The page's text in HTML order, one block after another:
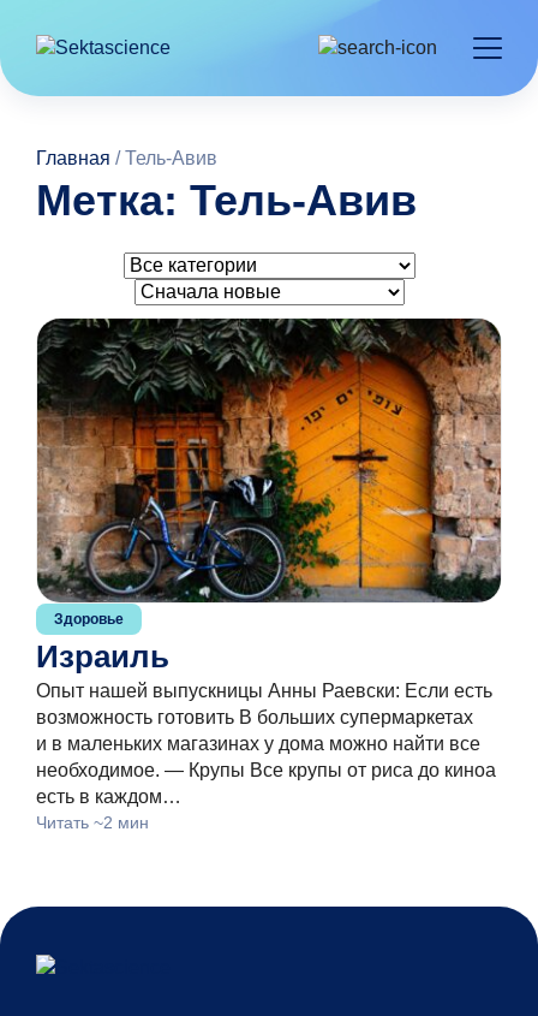
Главная /Тель-Авив
Метка: Тель-Авив
Здоровье
Израиль
Опыт нашей выпускницы Анны Раевски: Если есть
возможность готовить В больших супермаркетах
и в маленьких магазинах у дома можно найти все
необходимое. — Крупы Все крупы от риса до киноа
есть в каждом…
Читать ~2 мин